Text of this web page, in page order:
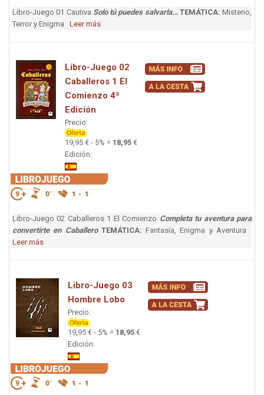
Libro-Juego 01 Cautiva Solo tú puedes salvarla… TEMÁTICA: Misterio,
Terror y Enigma Leer más
Libro-Juego 02
Caballeros 1 El
Comienzo 4ª
Edición
Precio:
19,95 € - 5% = 18,95 €
Edición:
Libro-Juego 02 Caballeros 1 El Comienzo Completa tu aventura para
convertirte en Caballero TEMÁTICA: Fantasía, Enigma y Aventura
Leer más
Libro-Juego 03
Hombre Lobo
Precio:
19,95 € - 5% = 18,95 €
Edición: